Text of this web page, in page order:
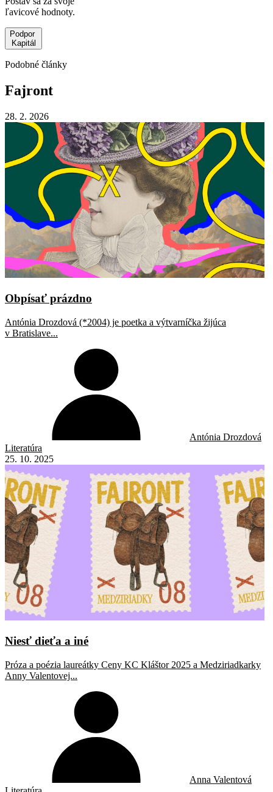
ľavicové hodnoty.
Podpor
Kapitál
Podobné články
Fajront
28. 2. 2026
Obpísať prázdno
Antónia Drozdová (*2004) je poetka a výtvarníčka žijúca
v Bratislave...
Antónia Drozdová
Literatúra
25. 10. 2025
Niesť dieťa a iné
Próza a poézia laureátky Ceny KC Kláštor 2025 a Medziriadkarky
Anny Valentovej...
Anna Valentová